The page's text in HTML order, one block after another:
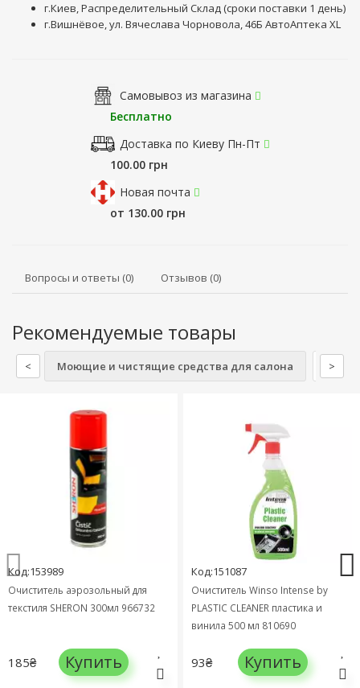
г.Киев, Распределительный Склад (сроки поставки 1 день)
г.Вишнёвое, ул. Вячеслава Чорновола, 46Б АвтоАптека XL
Самовывоз из магазина
Бесплатно
Доставка по Киеву Пн-Пт
100.00 грн
Новая почта
от 130.00 грн
Вопросы и ответы (0) Отзывов (0)
Рекомендуемые товары
< Моющие и чистящие средства для салона >
Код:153989
Очиститель аэрозольный для
текстиля SHERON 300мл 966732
185₴ Купить
Код:151087
Очиститель Winso Intense by
PLASTIC CLEANER пластика и
винила 500 мл 810690
93₴ Купить